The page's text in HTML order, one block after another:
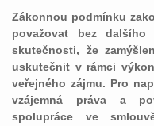
Zákonnou podmínku
považovat bez
skutečnosti, že
uskutečnit v rámci
veřejného zájmu. Pro
vzájemná práva a
spolupráce ve